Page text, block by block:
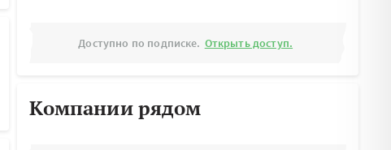
Доступно по подписке. Открыть доступ.
Компании рядом